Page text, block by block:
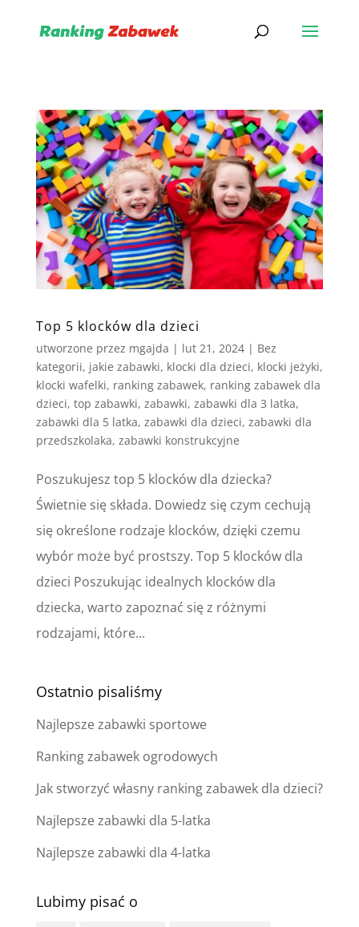
Top 5 klocków dla dzieci
utworzone przez mgajda | lut 21, 2024| Bez
kategorii, jakie zabawki, klocki dla dzieci, klocki jeżyki,
klocki wafelki, ranking zabawek, ranking zabawek dla
dzieci, top zabawki, zabawki, zabawki dla 3 latka,
zabawki dla 5 latka, zabawki dla dzieci, zabawki dla
przedszkolaka, zabawki konstrukcyjne
Poszukujesz top 5 klocków dla dziecka?
Świetnie się składa. Dowiedz się czym cechują
się określone rodzaje klocków, dzięki czemu
wybór może być prostszy. Top 5 klocków dla
dzieci Poszukując idealnych klocków dla
dziecka, warto zapoznać się z różnymi
rodzajami, które...
Ostatnio pisaliśmy
Najlepsze zabawki sportowe
Ranking zabawek ogrodowych
Jak stworzyć własny ranking zabawek dla dzieci?
Najlepsze zabawki dla 5-latka
Najlepsze zabawki dla 4-latka
Lubimy pisać o